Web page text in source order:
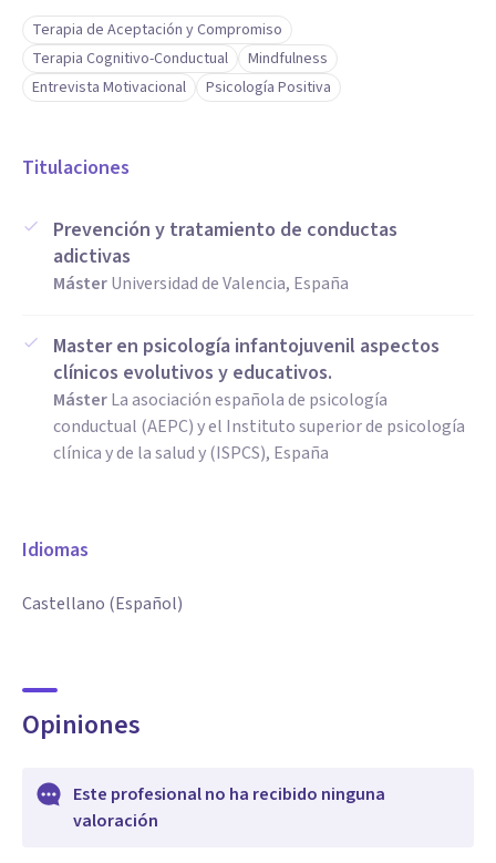
Terapia de Aceptación y Compromiso
Terapia Cognitivo-Conductual
Mindfulness
Entrevista Motivacional
Psicología Positiva
Titulaciones
Prevención y tratamiento de conductas
adictivas
MásterUniversidad de Valencia, España
Master en psicología infantojuvenil aspectos
clínicos evolutivos y educativos.
MásterLa asociación española de psicología
conductual (AEPC) y el Instituto superior de psicología
clínica y de la salud y (ISPCS), España
Idiomas
Castellano (Español)
Opiniones
Este profesional no ha recibido ninguna
valoración